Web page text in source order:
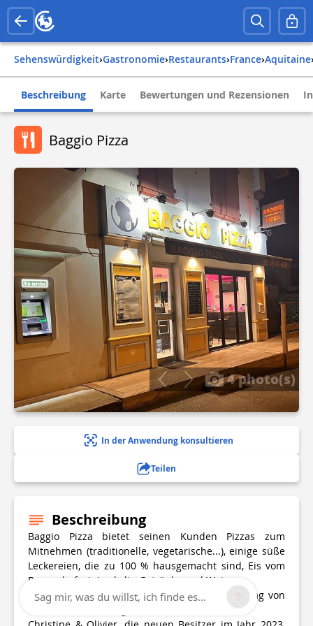
Sehenswürdigkeit› Gastronomie› Restaurants› france› aquitaine
Beschreibung Karte Bewertungen und Rezensionen
Baggio Pizza
4 photo(s)
In der Anwendung konsultieren
Teilen
Beschreibung
Baggio Pizza bietet seinen Kunden Pizzas zum
Mitnehmen (traditionelle, vegetarische...), einige süße
Leckereien, die zu 100 % hausgemacht sind, Eis vom
Bauernhof, einige kalte Getränke und Wein.
Die Pizzeria ist abends von Dienstag bis Sonntag von
Sag mir, was du willst, ich finde es...